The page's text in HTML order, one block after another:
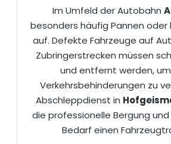
Im Umfeld der Autobahn
besonders häufig Pannen oder
auf. Defekte Fahrzeuge auf
Zubringerstrecken müssen
und entfernt werden,
Verkehrsbehinderungen zu
Abschleppdienst in
die professionelle Bergung
Bedarf einen